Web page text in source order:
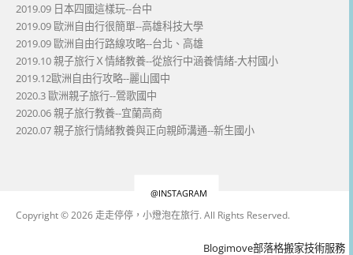
2019.09 日本四國這樣玩--台中
2019.09 歐洲自由行很簡單--高雄科技大學
2019.09 歐洲自由行路線攻略--台北、高雄
2019.10 親子旅行Ｘ情緒教養--從旅行中涵養情緒-大村國小
2019.12歐洲自由行攻略--麗山國中
2020.3 歐洲親子旅行--鶯歌國中
2020.06 親子旅行教養--宜蘭高商
2020.07 親子旅行情緒教養與正向親師溝通--新生國小
@INSTAGRAM
Copyright © 2026 走走停停，小燈泡在旅行. All Rights Reserved.
Blogimove部落格搬家技術服務